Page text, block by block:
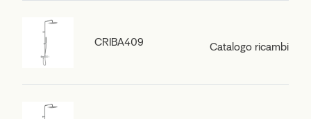
CRIBA409 Catalogo ricambi